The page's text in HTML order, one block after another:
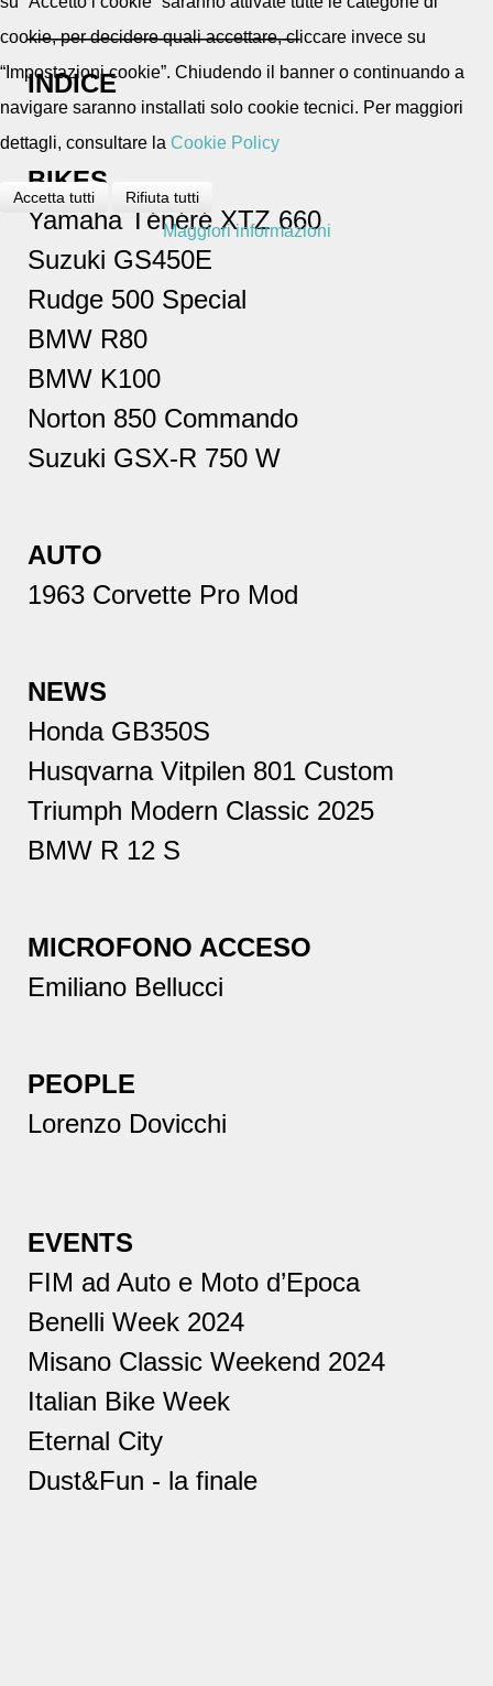
___________________
INDICE
BIKES
Yamaha Ténéré XTZ 660
Suzuki GS450E
Rudge 500 Special
BMW R80
BMW K100
Norton 850 Commando
Suzuki GSX-R 750 W
AUTO
1963 Corvette Pro Mod
NEWS
Honda GB350S
Husqvarna Vitpilen 801 Custom
Triumph Modern Classic 2025
BMW R 12 S
MICROFONO ACCESO
Emiliano Bellucci
PEOPLE
Lorenzo Dovicchi
EVENTS
FIM ad Auto e Moto d’Epoca
Benelli Week 2024
Misano Classic Weekend 2024
Italian Bike Week
Eternal City
Dust&Fun - la finale
cookie, per decidere quali accettare, cliccare invece su
“Impostazioni cookie”. Chiudendo il banner o continuando a
navigare saranno installati solo cookie tecnici. Per maggiori
dettagli, consultare la Cookie Policy
Accetta tutti Rifiuta tutti
Maggiori informazioni